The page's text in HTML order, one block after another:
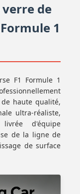
de
1
F1 Formule 1
haute qualité,
ultra-réaliste,
d'équipe
de la ligne de
de surface